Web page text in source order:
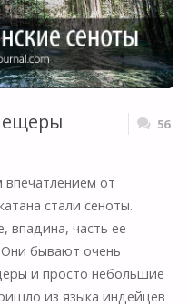
56
от
стали сеноты.
впадина, часть ее
Они бывают очень
и просто небольшие
из языка индейцев